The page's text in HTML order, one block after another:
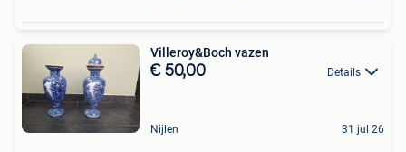
Villeroy&Boch vazen
€ 50,00 Details
Nijlen 31 jul 26